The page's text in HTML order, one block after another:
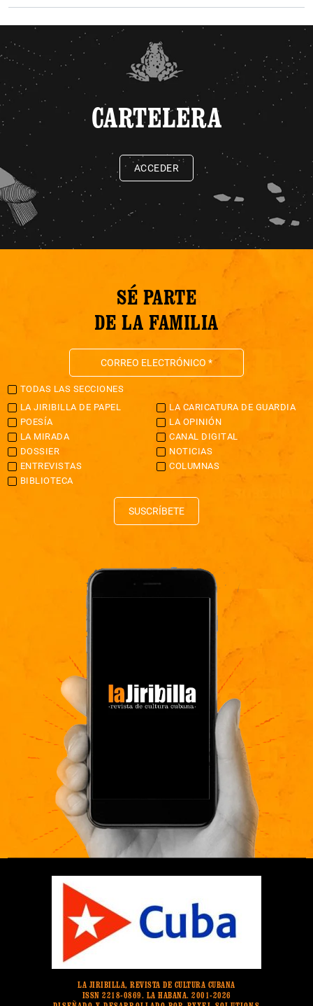
CARTELERA
ACCEDER
SÉ PARTE
DE LA FAMILIA
TODAS LAS SECCIONES
LA JIRIBILLA DE PAPEL
LA CARICATURA DE GUARDIA
POESÍA
LA OPINIÓN
LA MIRADA
CANAL DIGITAL
DOSSIER
NOTICIAS
ENTREVISTAS
COLUMNAS
BIBLIOTECA
SUSCRÍBETE
LA JIRIBILLA, REVISTA DE CULTURA CUBANA
ISSN 2218-0869. LA HABANA. 2001-2026